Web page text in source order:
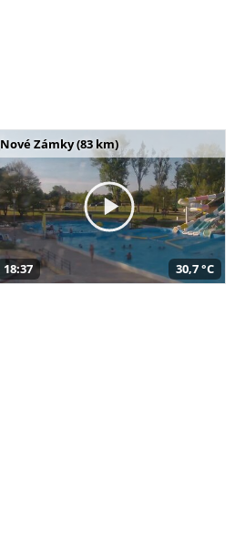
Nové Zámky (83 km)
18:37 30,7 °C